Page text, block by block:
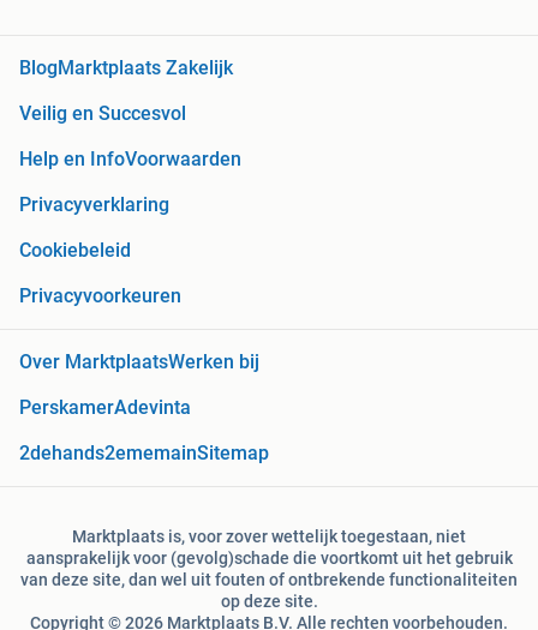
BlogMarktplaats Zakelijk
Veilig en Succesvol
Help en InfoVoorwaarden
Privacyverklaring
Cookiebeleid
Privacyvoorkeuren
Over MarktplaatsWerken bij
PerskamerAdevinta
2dehands2ememainSitemap
Marktplaats is, voor zover wettelijk toegestaan, niet
aansprakelijk voor (gevolg)schade die voortkomt uit het gebruik
van deze site, dan wel uit fouten of ontbrekende functionaliteiten
op deze site.
Copyright © 2026 Marktplaats B.V. Alle rechten voorbehouden.